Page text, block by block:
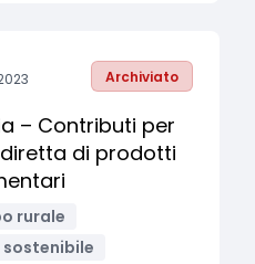
Archiviato
– Contributi per
di prodotti
rurale
sostenibile